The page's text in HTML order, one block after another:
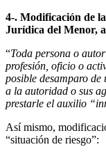
4-. Modificación de
Jurídica del Menor,
“Toda persona o
profesión, oficio o
posible desamparo
a la autoridad o sus
prestarle el auxilio
Así mismo,
“situación de riesgo”: